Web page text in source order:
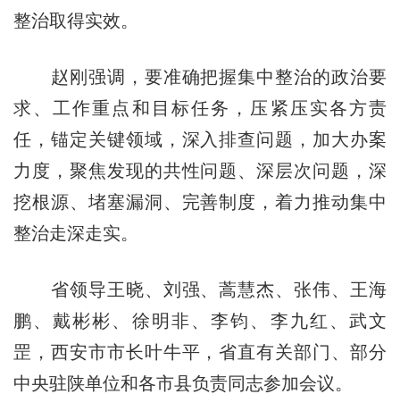
整治取得实效。
赵刚强调，要准确把握集中整治的政治要
求、工作重点和目标任务，压紧压实各方责
任，锚定关键领域，深入排查问题，加大办案
力度，聚焦发现的共性问题、深层次问题，深
挖根源、堵塞漏洞、完善制度，着力推动集中
整治走深走实。
省领导王晓、刘强、蒿慧杰、张伟、王海
鹏、戴彬彬、徐明非、李钧、李九红、武文
罡，西安市市长叶牛平，省直有关部门、部分
中央驻陕单位和各市县负责同志参加会议。